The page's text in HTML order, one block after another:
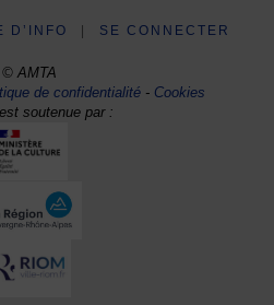
D’INFO SE CONNECTER
© AMTA
de confidentialité- Cookies
soutenue par :